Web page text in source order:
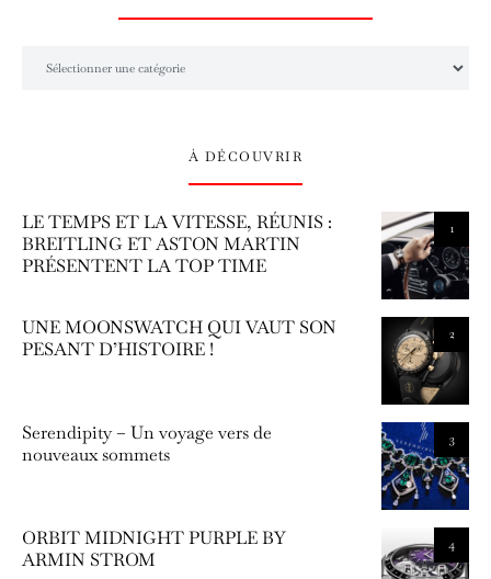
À DÉCOUVRIR
1
LE TEMPS ET LA VITESSE, RÉUNIS :
BREITLING ET ASTON MARTIN
PRÉSENTENT LA TOP TIME
2
UNE MOONSWATCH QUI VAUT SON
PESANT D’HISTOIRE !
3
Serendipity – Un voyage vers de
nouveaux sommets
4
ORBIT MIDNIGHT PURPLE BY
ARMIN STROM